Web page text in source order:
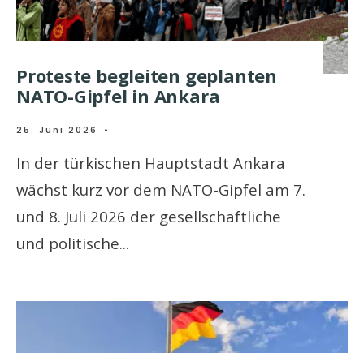
Proteste begleiten geplanten
NATO-Gipfel in Ankara
25. Juni 2026 •
In der türkischen Hauptstadt Ankara
wächst kurz vor dem NATO-Gipfel am 7.
und 8. Juli 2026 der gesellschaftliche
und politische...